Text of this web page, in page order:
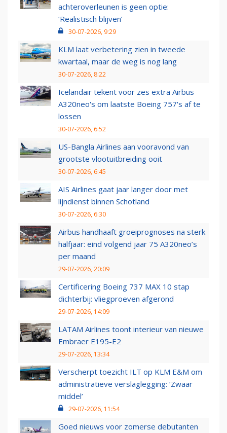
achteroverleunen is geen optie:
‘Realistisch blijven’
30-07-2026, 9:29
KLM laat verbetering zien in tweede
kwartaal, maar de weg is nog lang
30-07-2026, 8:22
Icelandair tekent voor zes extra Airbus
A320neo's om laatste Boeing 757's af te
lossen
30-07-2026, 6:52
US-Bangla Airlines aan vooravond van
grootste vlootuitbreiding ooit
30-07-2026, 6:45
AIS Airlines gaat jaar langer door met
lijndienst binnen Schotland
30-07-2026, 6:30
Airbus handhaaft groeiprognoses na sterk
halfjaar: eind volgend jaar 75 A320neo’s
per maand
29-07-2026, 20:09
Certificering Boeing 737 MAX 10 stap
dichterbij: vliegproeven afgerond
29-07-2026, 14:09
LATAM Airlines toont interieur van nieuwe
Embraer E195-E2
29-07-2026, 13:34
Verscherpt toezicht ILT op KLM E&M om
administratieve verslaglegging: ‘Zwaar
middel’
29-07-2026, 11:54
Goed nieuws voor zomerse debutanten